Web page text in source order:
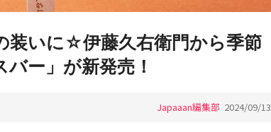
装いに☆伊藤久右衛門から季節
ー」が新発売！
Japaaan編集部 2024/09/13